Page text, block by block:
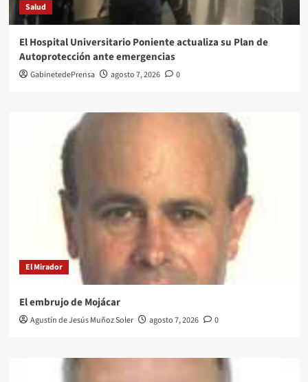
Salud
El Hospital Universitario Poniente actualiza su Plan de
Autoprotección ante emergencias
GabinetedePrensa agosto 7, 2026 0
El Mirador
El embrujo de Mojácar
Agustín de Jesús Muñoz Soler agosto 7, 2026 0